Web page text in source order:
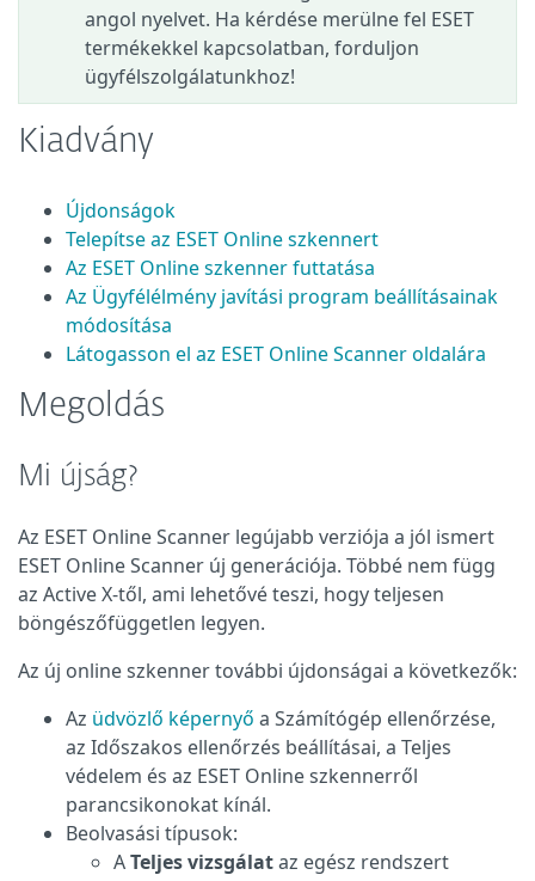
angol nyelvet. Ha kérdése merülne fel ESET
termékekkel kapcsolatban, forduljon
ügyfélszolgálatunkhoz!
Kiadvány
Újdonságok
Telepítse az ESET Online szkennert
Az ESET Online szkenner futtatása
Az Ügyfélélmény javítási program beállításainak
módosítása
Látogasson el az ESET Online Scanner oldalára
Megoldás
Mi újság?
Az ESET Online Scanner legújabb verziója a jól ismert
ESET Online Scanner új generációja. Többé nem függ
az Active X-től, ami lehetővé teszi, hogy teljesen
böngészőfüggetlen legyen.
Az új online szkenner további újdonságai a következők:
Az üdvözlő képernyő a Számítógép ellenőrzése,
az Időszakos ellenőrzés beállításai, a Teljes
védelem és az ESET Online szkennerről
parancsikonokat kínál.
Beolvasási típusok:
ATeljes vizsgálataz egész rendszert